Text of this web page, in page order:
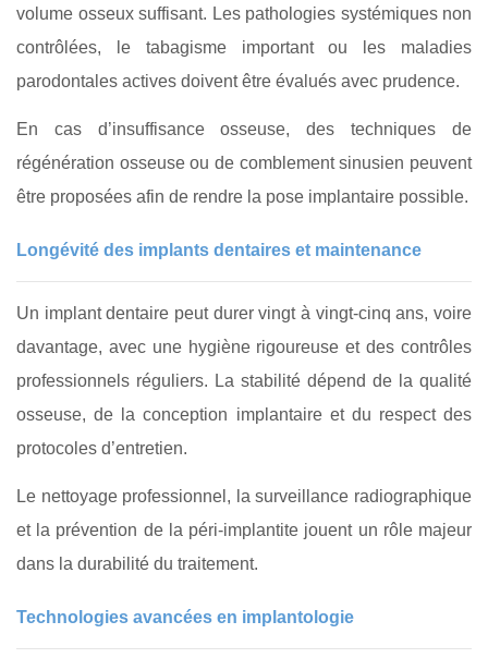
volume osseux suffisant. Les pathologies systémiques non
contrôlées, le tabagisme important ou les maladies
parodontales actives doivent être évalués avec prudence.
En cas d’insuffisance osseuse, des techniques de
régénération osseuse ou de comblement sinusien peuvent
être proposées afin de rendre la pose implantaire possible.
Longévité des implants dentaires et maintenance
Un implant dentaire peut durer vingt à vingt‑cinq ans, voire
davantage, avec une hygiène rigoureuse et des contrôles
professionnels réguliers. La stabilité dépend de la qualité
osseuse, de la conception implantaire et du respect des
protocoles d’entretien.
Le nettoyage professionnel, la surveillance radiographique
et la prévention de la péri‑implantite jouent un rôle majeur
dans la durabilité du traitement.
Technologies avancées en implantologie